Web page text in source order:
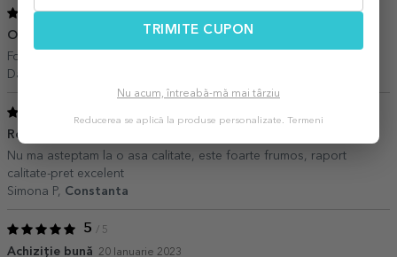
5/ 5
O achiziție inspirata 22 Aprilie 2023
Foarte frumos covorașul
Dana,
Recomand
Nu ma asteptam la o asa calitate, este foarte frumos, raport
calitate-pret excelent
Simona P, Constanta
5 / 5
Achiziție bună 20 Ianuarie 2023
TRIMITE CUPON
Nu acum, întreabă-mă mai târziu
Reducerea se aplică la produse personalizate. Termeni